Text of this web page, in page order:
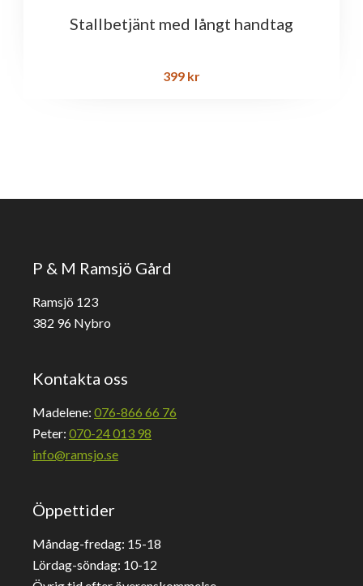
Stallbetjänt med långt handtag
399 kr
P & M Ramsjö Gård
Ramsjö 123
382 96 Nybro
Kontakta oss
Madelene: 076-866 66 76
Peter: 070-24 013 98
info@ramsjo.se
Öppettider
Måndag-fredag: 15-18
Lördag-söndag: 10-12